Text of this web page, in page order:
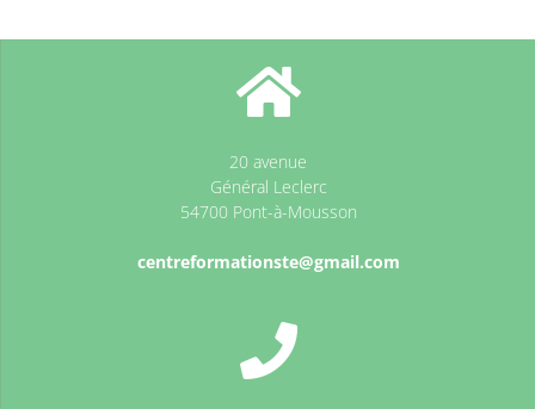
20 avenue
Général Leclerc
54700 Pont-à-Mousson
centreformationste@gmail.com